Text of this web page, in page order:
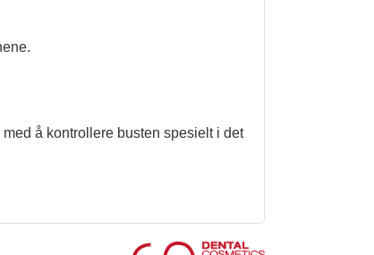
å kontrollere busten spesielt i det